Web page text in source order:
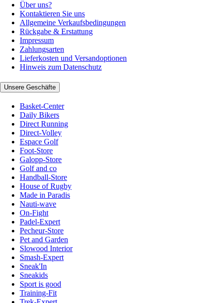
Über uns?
Kontaktieren Sie uns
Allgemeine Verkaufsbedingungen
Rückgabe & Erstattung
Impressum
Zahlungsarten
Lieferkosten und Versandoptionen
Hinweis zum Datenschutz
Unsere Geschäfte
Basket-Center
Daily Bikers
Direct Running
Direct-Volley
Espace Golf
Foot-Store
Galopp-Store
Golf and co
Handball-Store
House of Rugby
Made in Paradis
Nauti-wave
On-Fight
Padel-Expert
Pecheur-Store
Pet and Garden
Slowood Interior
Smash-Expert
Sneak'In
Sneakids
Sport is good
Training-Fit